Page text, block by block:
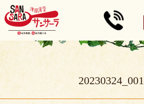
20230324_001